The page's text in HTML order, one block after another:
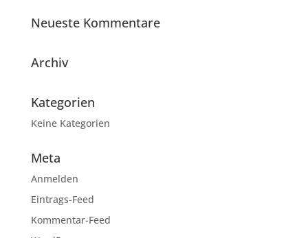
Neueste Kommentare
Archiv
Kategorien
Keine Kategorien
Meta
Anmelden
Eintrags-Feed
Kommentar-Feed